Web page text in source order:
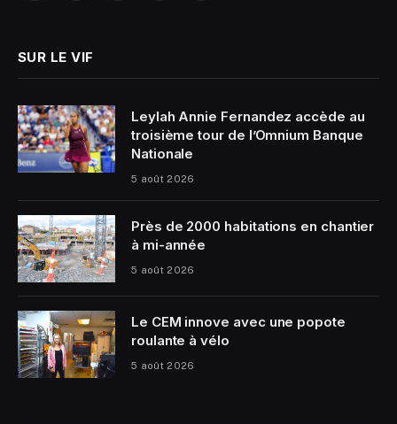
SUR LE VIF
Leylah Annie Fernandez accède au
troisième tour de l’Omnium Banque
Nationale
5 août 2026
Près de 2000 habitations en chantier
à mi-année
5 août 2026
Le CEM innove avec une popote
roulante à vélo
5 août 2026